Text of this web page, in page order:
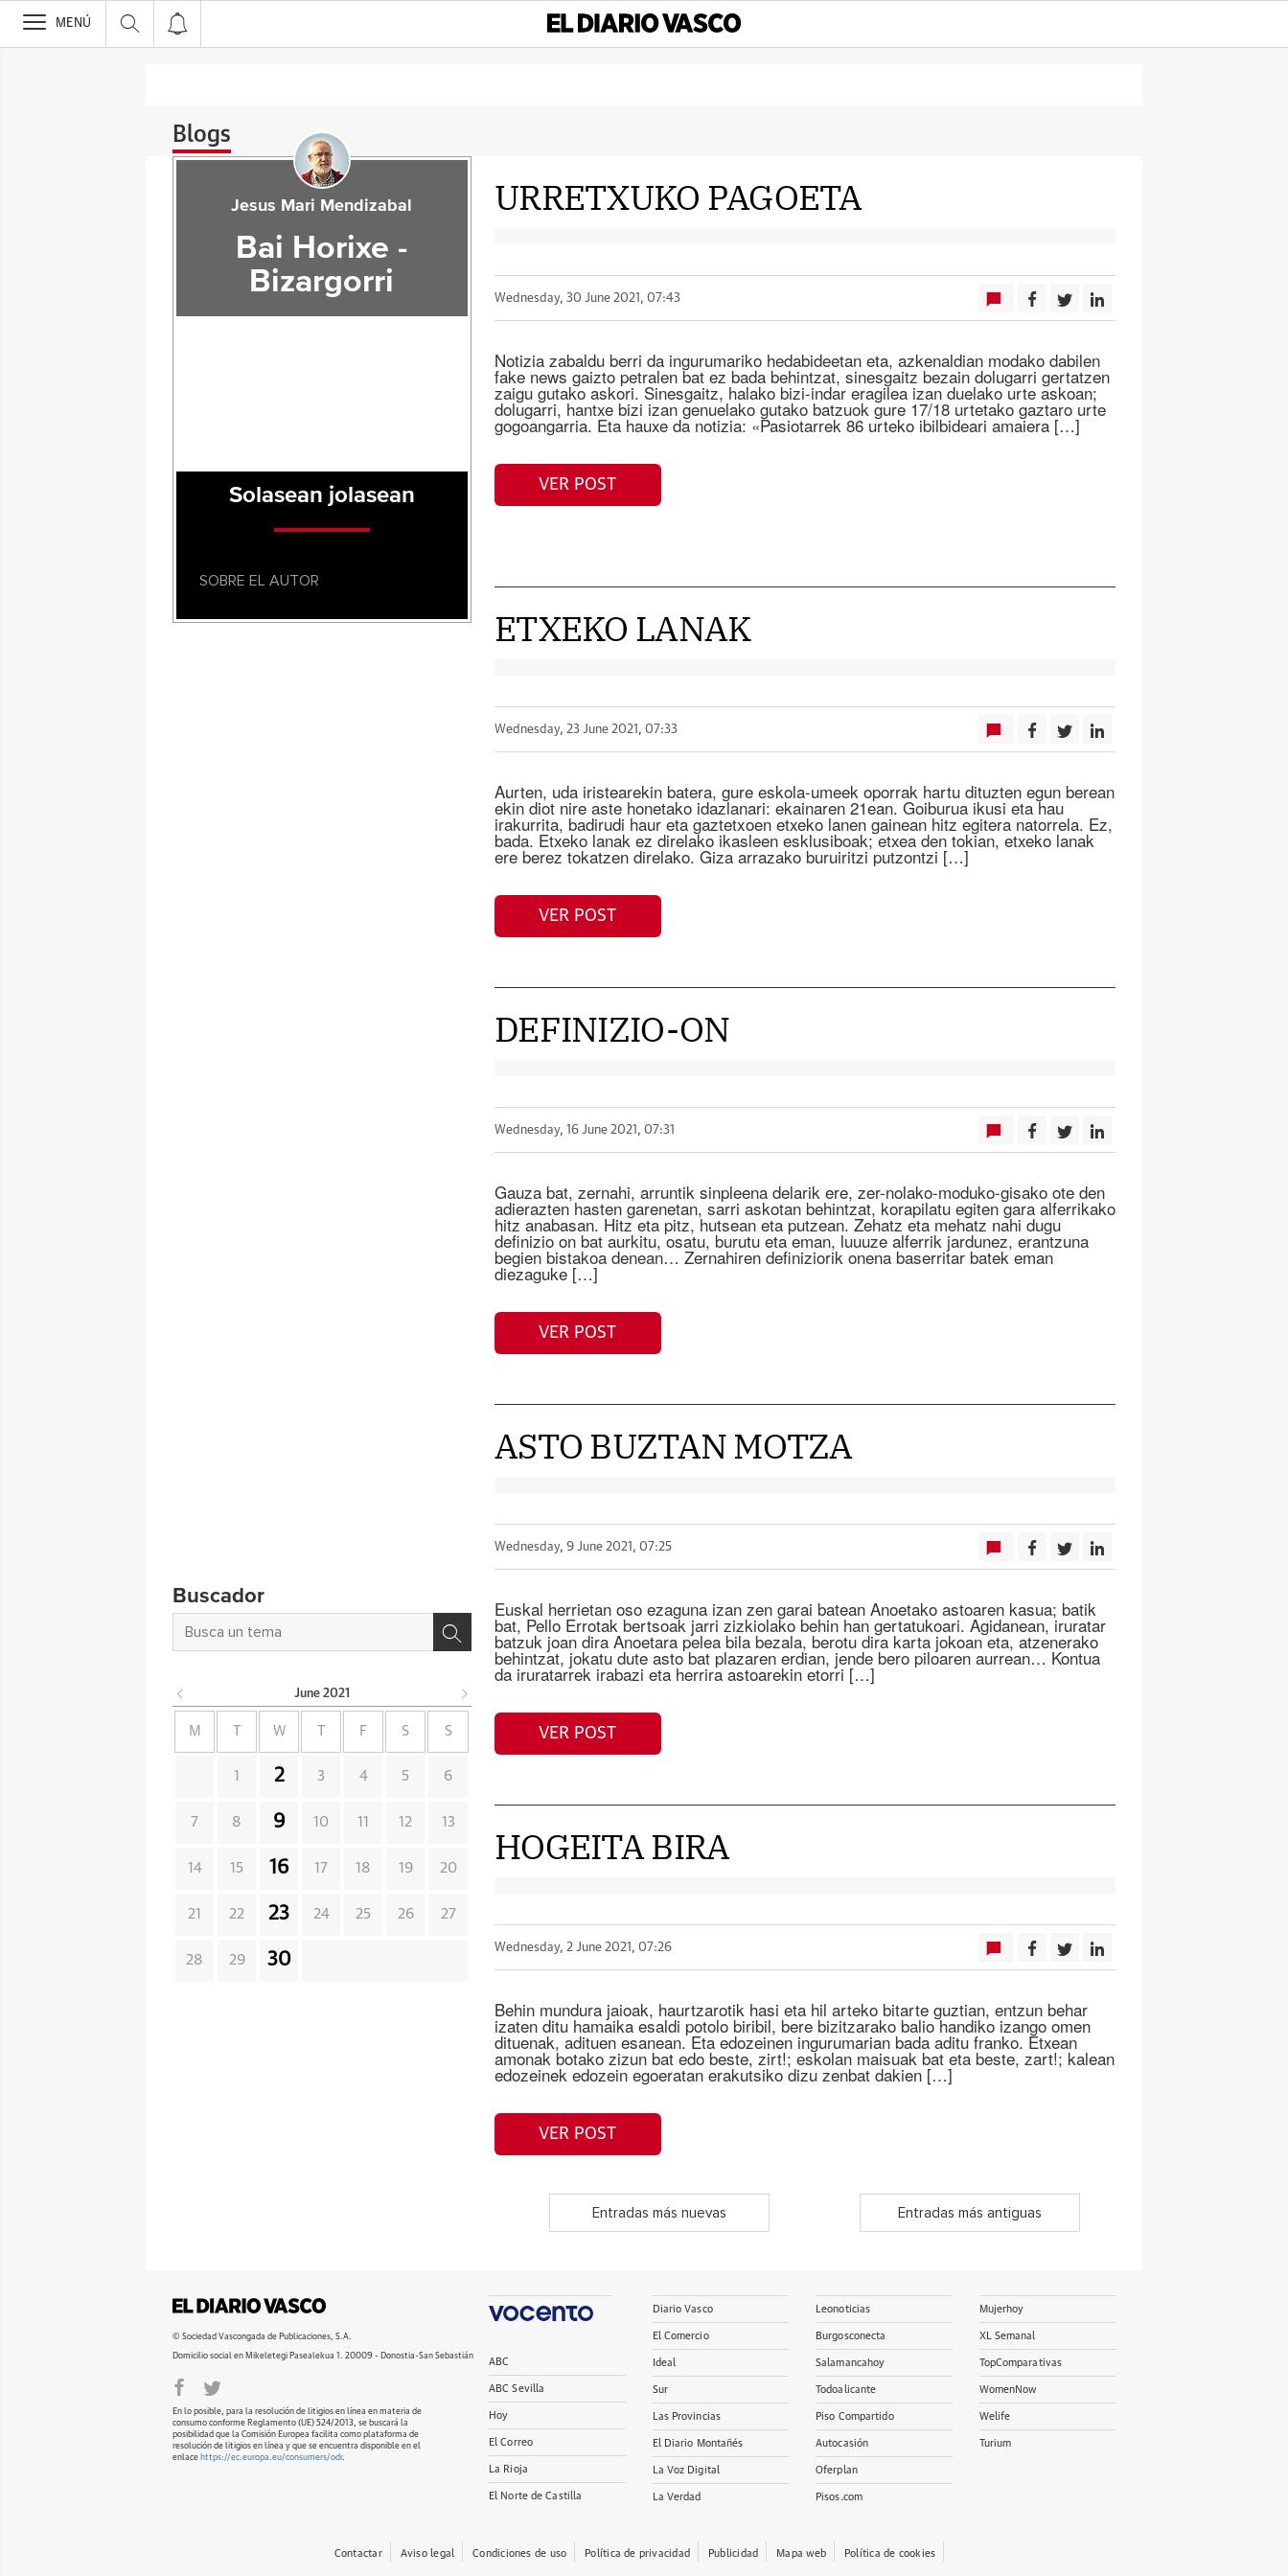
>
MENÚ
Blogs
URRETXUKO PAGOETA
Wednesday, 30 June 2021, 07:43
Notizia zabaldu berri da ingurumariko hedabideetan eta, azkenaldian modako dabilen
fake news gaizto petralen bat ez bada behintzat, sinesgaitz bezain dolugarri gertatzen
zaigu gutako askori. Sinesgaitz, halako bizi-indar eragilea izan duelako urte askoan;
dolugarri, hantxe bizi izan genuelako gutako batzuok gure 17/18 urtetako gaztaro urte
gogoangarria. Eta hauxe da notizia: «Pasiotarrek 86 urteko ibilbideari amaiera […]
VER POST
ETXEKO LANAK
Wednesday, 23 June 2021, 07:33
Aurten, uda iristearekin batera, gure eskola-umeek oporrak hartu dituzten egun berean
ekin diot nire aste honetako idazlanari: ekainaren 21ean. Goiburua ikusi eta hau
irakurrita, badirudi haur eta gaztetxoen etxeko lanen gainean hitz egitera natorrela. Ez,
bada. Etxeko lanak ez direlako ikasleen esklusiboak; etxea den tokian, etxeko lanak
ere berez tokatzen direlako. Giza arrazako buruiritzi putzontzi […]
VER POST
DEFINIZIO-ON
Wednesday, 16 June 2021, 07:31
Gauza bat, zernahi, arruntik sinpleena delarik ere, zer-nolako-moduko-gisako ote den
adierazten hasten garenetan, sarri askotan behintzat, korapilatu egiten gara alferrikako
hitz anabasan. Hitz eta pitz, hutsean eta putzean. Zehatz eta mehatz nahi dugu
definizio on bat aurkitu, osatu, burutu eta eman, luuuze alferrik jardunez, erantzuna
begien bistakoa denean… Zernahiren definiziorik onena baserritar batek eman
diezaguke […]
VER POST
ASTO BUZTAN MOTZA
Wednesday, 9 June 2021, 07:25
Euskal herrietan oso ezaguna izan zen garai batean Anoetako astoaren kasua; batik
bat, Pello Errotak bertsoak jarri zizkiolako behin han gertatukoari. Agidanean, iruratar
batzuk joan dira Anoetara pelea bila bezala, berotu dira karta jokoan eta, atzenerako
behintzat, jokatu dute asto bat plazaren erdian, jende bero piloaren aurrean… Kontua
da iruratarrek irabazi eta herrira astoarekin etorri […]
VER POST
HOGEITA BIRA
Wednesday, 2 June 2021, 07:26
Behin mundura jaioak, haurtzarotik hasi eta hil arteko bitarte guztian, entzun behar
izaten ditu hamaika esaldi potolo biribil, bere bizitzarako balio handiko izango omen
dituenak, adituen esanean. Eta edozeinen ingurumarian bada aditu franko. Etxean
amonak botako zizun bat edo beste, zirt!; eskolan maisuak bat eta beste, zart!; kalean
edozeinek edozein egoeratan erakutsiko dizu zenbat dakien […]
VER POST
Entradas más nuevas Entradas más antiguas
Jesus Mari Mendizabal
Bai Horixe -
Bizargorri
Solasean jolasean
SOBRE EL AUTOR
Buscador
June 2021
M W F S S
1 2 3 4 5 6
7 8 9 10 11 12 13
14 15 16 17 18 19 20
21 22 23 24 25 26 27
28 29 30
© Sociedad Vascongada de Publicaciones, S.A.
Domicilio social en Mikeletegi Pasealekua 1. 20009 - Donostia-San Sebastián
En lo posible, para la resolución de litigios en línea en materia de
consumo conforme Reglamento (UE) 524/2013, se buscará la
posibilidad que la Comisión Europea facilita como plataforma de
resolución de litigios en línea y que se encuentra disponible en el
enlace https://ec.europa.eu/consumers/odr.
ABC
ABC Sevilla
Hoy
El Correo
La Rioja
El Norte de Castilla
Diario Vasco
El Comercio
Ideal
Sur
Las Provincias
El Diario Montañés
La Voz Digital
La Verdad
Leonoticias
Burgosconecta
Salamancahoy
Todoalicante
Piso Compartido
Autocasión
Oferplan
Pisos.com
Mujerhoy
XL Semanal
TopComparativas
WomenNow
Welife
Turium
Contactar Aviso legal Condiciones de uso Política de privacidad Publicidad Mapa web Política de cookies